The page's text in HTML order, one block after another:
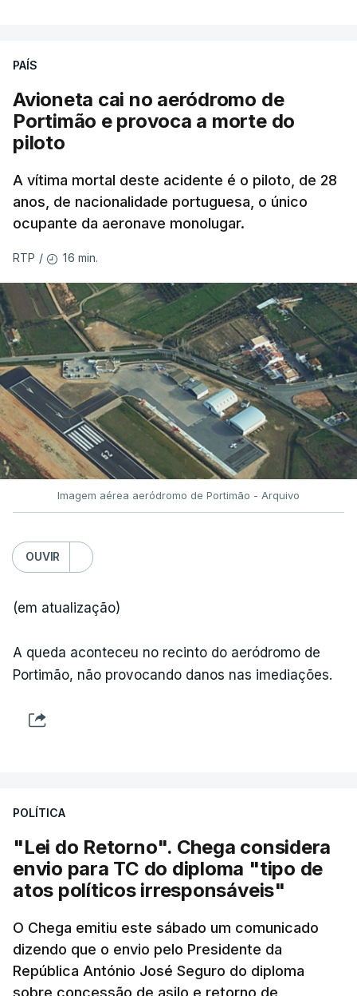
PAÍS
Avioneta cai no aeródromo de
Portimão e provoca a morte do
piloto
A vítima mortal deste acidente é o piloto, de 28
anos, de nacionalidade portuguesa, o único
ocupante da aeronave monolugar.
RTP / 16 min.
Imagem aérea aeródromo de Portimão - Arquivo
OUVIR
(em atualização)
A queda aconteceu no recinto do aeródromo de
Portimão, não provocando danos nas imediações.
POLÍTICA
"Lei do Retorno". Chega considera
envio para TC do diploma "tipo de
atos políticos irresponsáveis"
O Chega emitiu este sábado um comunicado
dizendo que o envio pelo Presidente da
República António José Seguro do diploma
sobre concessão de asilo e retorno de